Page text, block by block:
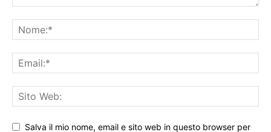
Salva il mio nome, email e sito web in questo browser per